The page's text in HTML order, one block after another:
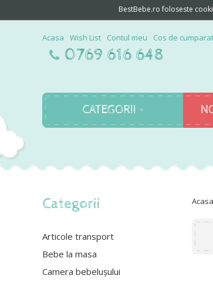
Acasa Wish List Contul meu Cos de
0769 616 648
CATEGORII
Categorii
Articole transport
Bebe la masa
Camera bebelușului
BestBebe.ro foloseste